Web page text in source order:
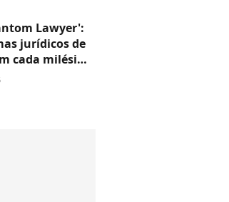
melhores'Lawyer':
jurídicos de
cada milésimo
seu tempo